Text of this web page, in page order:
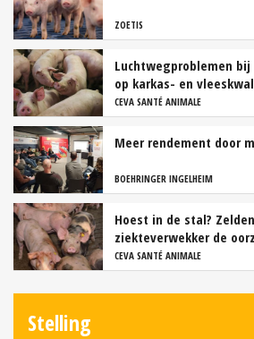
ZOETIS
Luchtwegproblemen
op karkas- en
CEVA SANTÉ ANIMALE
Meer rendement door
BOEHRINGER INGELHEIM
Hoest in de stal?
ziekteverwekker de
CEVA SANTÉ ANIMALE
Stelling